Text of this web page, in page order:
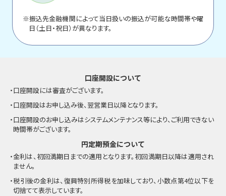
※振込先金融機関によって当日扱いの振込が可能な時間帯や曜
日（土日・祝日）が異なります。
口座開設について
・口座開設には審査がございます。
・口座開設はお申し込み後、翌営業日以降となります。
・口座開設のお申し込みはシステムメンテナンス等により、ご利用できない
時間帯がございます。
円定期預金について
・金利は、初回満期日までの適用となります。初回満期日以降は適用され
ません。
・税引後の金利は、復興特別所得税を加味しており、小数点第4位以下を
切捨てて表示しています。